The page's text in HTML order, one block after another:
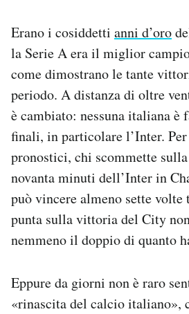
Erano i cosiddetti anni d’oro
la Serie A era il miglior
come dimostrano le tante
periodo. A distanza di oltre
è cambiato: nessuna italiana è
finali, in particolare l’Inter.
pronostici, chi scommette
novanta minuti dell’Inter in
può vincere almeno sette volte
punta sulla vittoria del City
nemmeno il doppio di quanto
Eppure da giorni non è raro
«rinascita del calcio italiano»,